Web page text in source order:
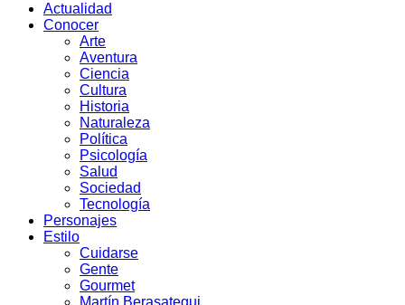
Actualidad
Conocer
Arte
Aventura
Ciencia
Cultura
Historia
Naturaleza
Política
Psicología
Salud
Sociedad
Tecnología
Personajes
Estilo
Cuidarse
Gente
Gourmet
Martín Berasategui